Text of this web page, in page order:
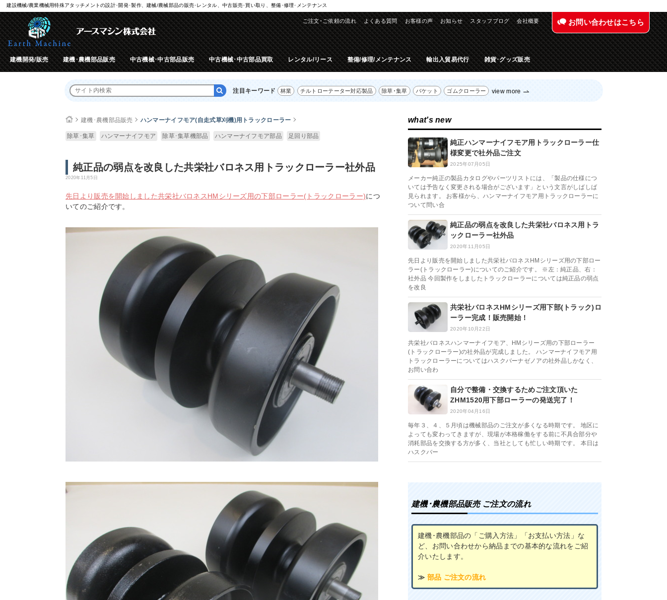
建設機械/農業機械用特殊アタッチメントの設計･開発･製作、建械/農械部品の販売･レンタル、中古販売･買い取り、整備･修理･メンテナンス
お知らせ スタッフブログ 会社概要 お問い合わせはこちら
ご注文･ご依頼の流れ よくある質問 お客様の声
建機開発/販売 建機･農機部品販売 中古機械･中古部品販売 中古機械･中古部品買取 レンタル/リース 整備/修理/メンテナンス 輸出入貿易代行 雑貨･グッズ販売
注目キーワード 林業 チルトローテーター対応製品 除草･集草 バケット ゴムクローラー view more
建機･農機部品販売 ハンマーナイフモア(自走式草刈機)用トラックローラー
除草･集草 ハンマーナイフモア 除草･集草機部品 ハンマーナイフモア部品 足回り部品
純正品の弱点を改良した共栄社バロネス用トラックローラー社外品
2020年11月5日
先日より販売を開始しました共栄社バロネスHMシリーズ用の下部ローラー(トラックローラー)につ
いてのご紹介です。
what's new
純正ハンマーナイフモア用トラックローラー仕
様変更で社外品ご注文
2025年07月05日
メーカー純正の製品カタログやパーツリストには、「製品の仕様につ
いては予告なく変更される場合がございます」という文言がしばしば
見られます。 お客様から、ハンマーナイフモア用トラックローラーに
ついて問い合
純正品の弱点を改良した共栄社バロネス用トラ
ックローラー社外品
2020年11月05日
先日より販売を開始しました共栄社バロネスHMシリーズ用の下部ロー
ラー(トラックローラー)についてのご紹介です。 ※左：純正品、右：
社外品 今回製作をしましたトラックローラーについては純正品の弱点
を改良
共栄社バロネスHMシリーズ用下部(トラック)ロ
ーラー完成！販売開始！
2020年10月22日
共栄社バロネスハンマーナイフモア、HMシリーズ用の下部ローラー
(トラックローラー)の社外品が完成しました。 ハンマーナイフモア用
トラックローラーについてはハスクバーナゼノアの社外品しかなく、
お問い合わ
自分で整備・交換するためご注文頂いた
ZHM1520用下部ローラーの発送完了！
2020年04月16日
毎年３、４、５月頃は機械部品のご注文が多くなる時期です。 地区に
よっても変わってきますが、現場が本格稼働をする前に不具合部分や
消耗部品を交換する方が多く、当社としても忙しい時期です。 本日は
ハスクバー
建機･農機部品販売 ご注文の流れ
建機･農機部品の「ご購入方法」「お支払い方法」な
ど、お問い合わせから納品までの基本的な流れをご紹
介いたします。
≫ 部品 ご注文の流れ